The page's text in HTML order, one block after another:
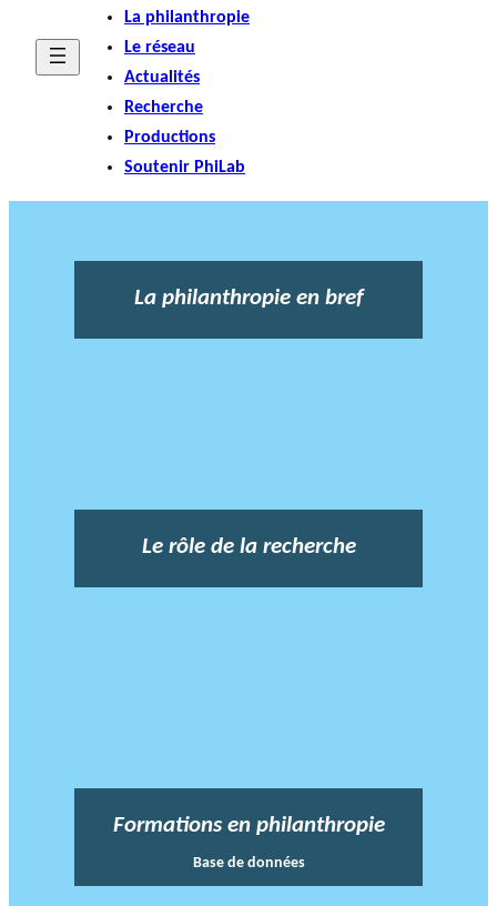
La philanthropie
Le réseau
Actualités
Recherche
Productions
Soutenir PhiLab
La philanthropie en bref
Le rôle de la recherche
Formations en philanthropie
Base de données